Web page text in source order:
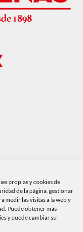
propias y cookies de
de la página, gestionar
medir las visitas a la web y
Puede obtener más
y puede cambiar su